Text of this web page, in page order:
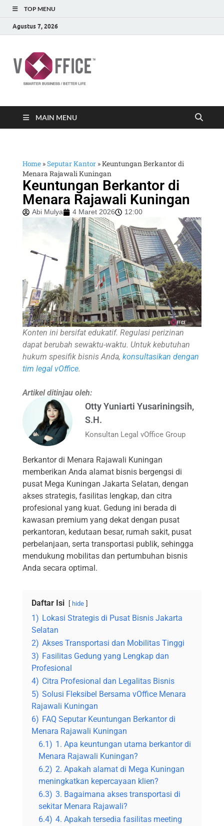
TOP MENU
Agustus 7, 2026
MAIN MENU
Home »Seputar Kantor »Keuntungan Berkantor di
Menara Rajawali Kuningan
Keuntungan Berkantor di
Menara Rajawali Kuningan
Abi Mulya 4 Maret 2026 12:00
Konten ini bersifat edukatif. Regulasi perizinan
dapat berubah sewaktu-waktu. Untuk kebutuhan
hukum spesifik bisnis Anda, konsultasikan dengan
tim legal vOffice.
Artikel ditinjau oleh:
Otty Yuniarti Yusariningsih,
S.H.
Konsultan Legal vOffice Group
Berkantor di Menara Rajawali Kuningan
memberikan Anda alamat bisnis bergengsi di
pusat Mega Kuningan Jakarta Selatan, dengan
akses strategis, fasilitas lengkap, dan citra
profesional yang kuat. Gedung ini berada di
kawasan premium yang dekat dengan pusat
perkantoran, kedutaan besar, rumah sakit, pusat
perbelanjaan, serta transportasi publik, sehingga
mendukung mobilitas dan pertumbuhan bisnis
Anda secara optimal.
Daftar Isi hide
1) Lokasi Strategis di Pusat Bisnis Jakarta
Selatan
2) Akses Transportasi dan Mobilitas Tinggi
3) Fasilitas Gedung yang Lengkap dan
Profesional
4) Citra Profesional dan Legalitas Bisnis
5) Solusi Fleksibel Bersama vOffice Menara
Rajawali Kuningan
6) FAQ Seputar Keuntungan Berkantor di
Menara Rajawali Kuningan
6.1) 1. Apa keuntungan utama berkantor di
Menara Rajawali Kuningan?
6.2) 2. Apakah alamat di Mega Kuningan
meningkatkan kepercayaan klien?
6.3) 3. Bagaimana akses transportasi di
sekitar Menara Rajawali?
6.4) 4. Apakah tersedia fasilitas meeting